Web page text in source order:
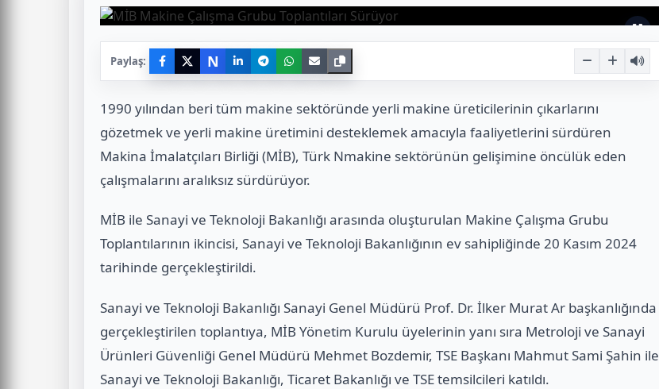
Paylaş: N
1990 yılından beri tüm makine sektöründe yerli makine üreticilerinin çıkarlarını
gözetmek ve yerli makine üretimini desteklemek amacıyla faaliyetlerini sürdüren
Makina İmalatçıları Birliği (MİB), Türk Nmakine sektörünün gelişimine öncülük eden
çalışmalarını aralıksız sürdürüyor.
MİB ile Sanayi ve Teknoloji Bakanlığı arasında oluşturulan Makine Çalışma Grubu
Toplantılarının ikincisi, Sanayi ve Teknoloji Bakanlığının ev sahipliğinde 20 Kasım 2024
tarihinde gerçekleştirildi.
Sanayi ve Teknoloji Bakanlığı Sanayi Genel Müdürü Prof. Dr. İlker Murat Ar başkanlığında
gerçekleştirilen toplantıya, MİB Yönetim Kurulu üyelerinin yanı sıra Metroloji ve Sanayi
Ürünleri Güvenliği Genel Müdürü Mehmet Bozdemir, TSE Başkanı Mahmut Sami Şahin ile
Sanayi ve Teknoloji Bakanlığı, Ticaret Bakanlığı ve TSE temsilcileri katıldı.